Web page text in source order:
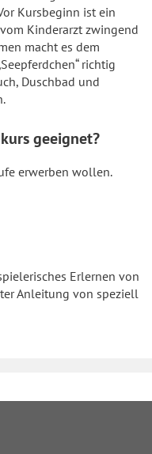
Kursbeginn ist ein
Kinderarzt zwingend
macht es dem
richtig
Duschbad und
geeignet?
erwerben wollen.
Erlernen von
Anleitung von speziell